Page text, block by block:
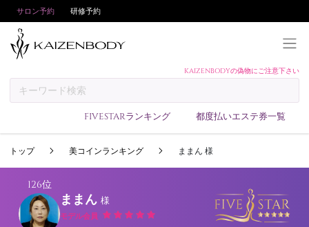
サロン予約 研修予約
KAIZENBODYの偽物にご注意下さい
FIVESTARランキング 都度払いエステ券一覧
予約方法
サロンランキング
トップ 美コインランキング ままん 様
126位
ままん 様
モデル会員